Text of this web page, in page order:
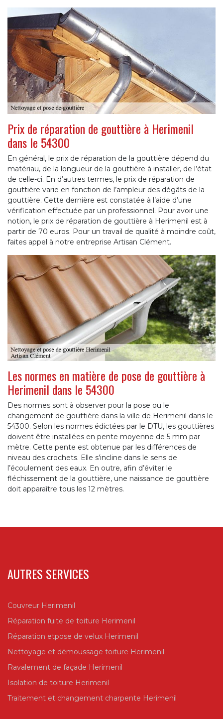
Prix de réparation de gouttière à Herimenil
dans le 54300
En général, le prix de réparation de la gouttière dépend du
matériau, de la longueur de la gouttière à installer, de l’état
de celle-ci. En d’autres termes, le prix de réparation de
gouttière varie en fonction de l’ampleur des dégâts de la
gouttière. Cette dernière est constatée à l’aide d’une
vérification effectuée par un professionnel. Pour avoir une
notion, le prix de réparation de gouttière à Herimenil est à
partir de 70 euros. Pour un travail de qualité à moindre coût,
faites appel à notre entreprise Artisan Clément.
Les normes en matière de pose de gouttière à
Herimenil dans le 54300
Des normes sont à observer pour la pose ou le
changement de gouttière dans la ville de Herimenil dans le
54300. Selon les normes édictées par le DTU, les gouttières
doivent être installées en pente moyenne de 5 mm par
mètre. Cette pente est obtenue par les différences de
niveau des crochets. Elle s’incline dans le sens de
l’écoulement des eaux. En outre, afin d’éviter le
fléchissement de la gouttière, une naissance de gouttière
doit apparaître tous les 12 mètres.
AUTRES SERVICES
Couvreur Herimenil
Réparation fuite de toiture Herimenil
Réparation etpose de velux Herimenil
Nettoyage et démoussage toiture Herimenil
Ravalement de façade Herimenil
Isolation de toiture Herimenil
Traitement et changement charpente Herimenil